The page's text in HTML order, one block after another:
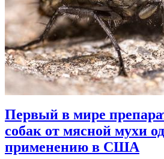
Первый в мире
собак от мясной мухи
применению в США